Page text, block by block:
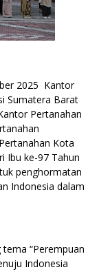
2025 Kantor
Sumatera Barat
Pertanahan
Kota
Ibu ke-97 Tahun
penghormatan
Indonesia dalam
“Perempuan
Indonesia